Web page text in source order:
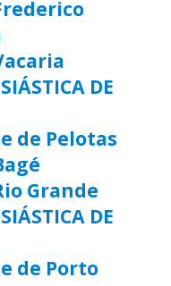
DE
de Pelotas
Grande
DE
de Porto